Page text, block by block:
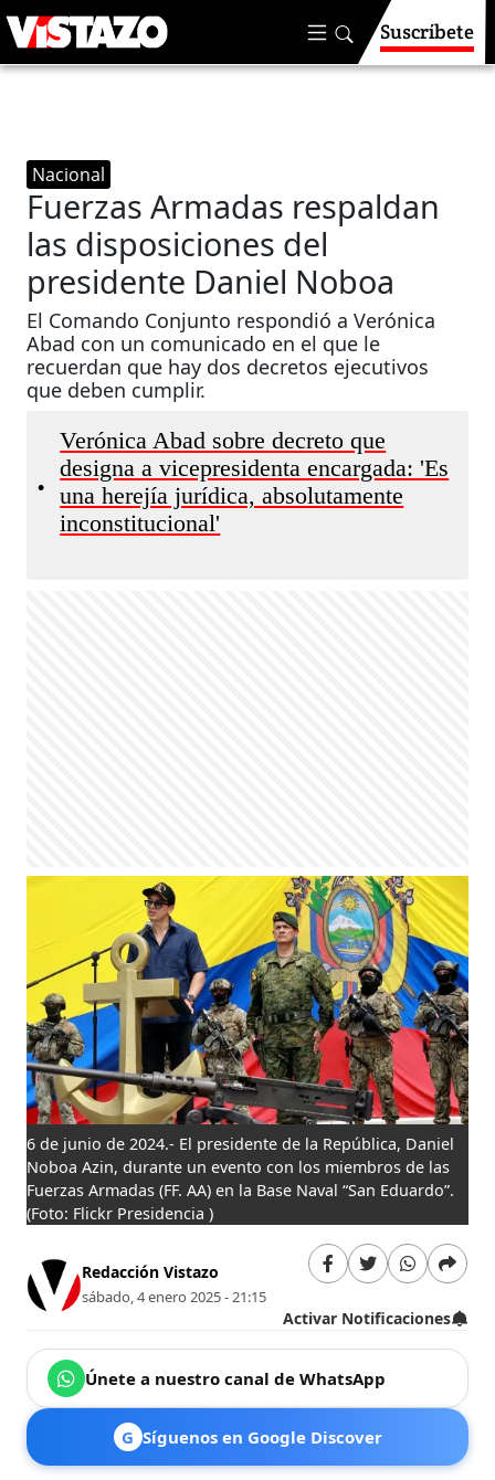
Suscríbete
Nacional
Fuerzas Armadas respaldan
las disposiciones del
presidente Daniel Noboa
El Comando Conjunto respondió a Verónica
Abad con un comunicado en el que le
recuerdan que hay dos decretos ejecutivos
que deben cumplir.
•
Verónica Abad sobre decreto que
designa a vicepresidenta encargada: 'Es
una herejía jurídica, absolutamente
inconstitucional'
6 de junio de 2024.- El presidente de la República, Daniel
Noboa Azin, durante un evento con los miembros de las
Fuerzas Armadas (FF. AA) en la Base Naval “San Eduardo”.
(Foto: Flickr Presidencia )
Redacción Vistazo
sábado, 4 enero 2025 - 21:15
Activar Notificaciones
Únete a nuestro canal de WhatsApp
G Síguenos en Google Discover